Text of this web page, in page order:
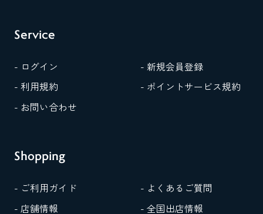
Service
- ログイン
- 新規会員登録
- 利用規約
- ポイントサービス規約
- お問い合わせ
Shopping
- ご利用ガイド
- よくあるご質問
- 店舗情報
- 全国出店情報